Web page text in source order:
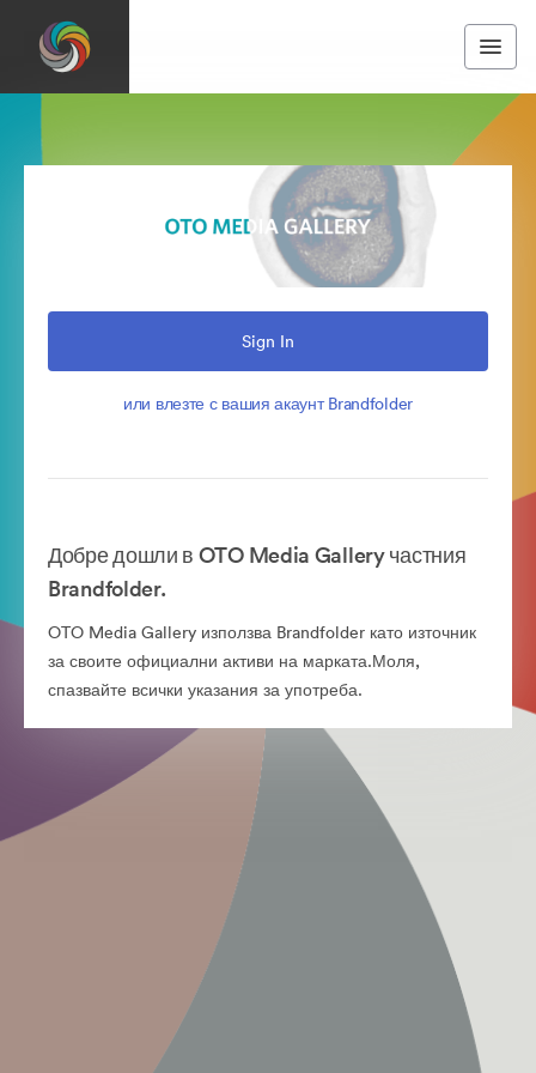
Sign In
или влезте с вашия акаунт Brandfolder
Добре дошли в OTO Media Gallery частния
Brandfolder.
OTO Media Gallery използва Brandfolder като източник
за своите официални активи на марката.Моля,
спазвайте всички указания за употреба.